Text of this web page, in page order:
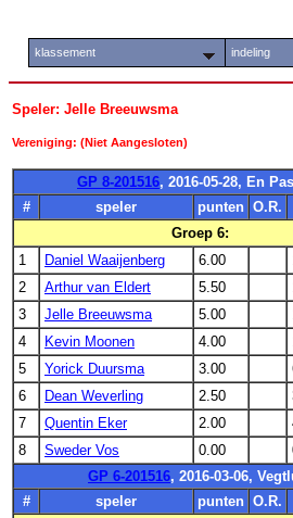
klassement indeling
Speler: Jelle Breeuwsma
Vereniging: (Niet Aangesloten)
GP 8-201516, 2016-05-28, En
#
speler punten O.R.
Groep 6:
1
Daniel Waaijenberg 6.00
2
Arthur van Eldert 5.50
3
Jelle Breeuwsma 5.00
4
Kevin Moonen 4.00
5
Yorick Duursma 3.00
6
Dean Weverling 2.50
7
Quentin Eker 2.00
8
Sweder Vos 0.00
GP 6-201516, 2016-03-06,
#
speler punten O.R.